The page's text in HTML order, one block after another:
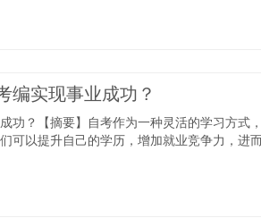
编实现事业成功？
功？【摘要】自考作为一种灵活的学习方式
可以提升自己的学历，增加就业竞争力，进